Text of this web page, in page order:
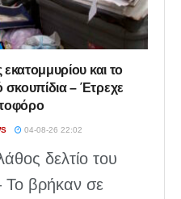
και το
– Έτρεχε
04-08-26 22:02
δελτίο του
Το βρήκαν σε